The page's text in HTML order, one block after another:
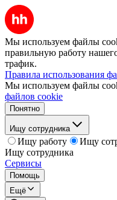
Мы используем файлы
правильную работу
трафик.
Правила использования
Мы используем файлы
файлов cookie
Понятно
Ищу сотрудника
Ищу работу
Ищу
Ищу сотрудника
Сервисы
Помощь
Ещё